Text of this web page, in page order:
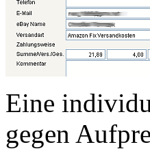
Eine
gegen